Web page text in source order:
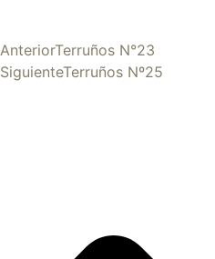
AnteriorTerruños N°23
SiguienteTerruños Nº25